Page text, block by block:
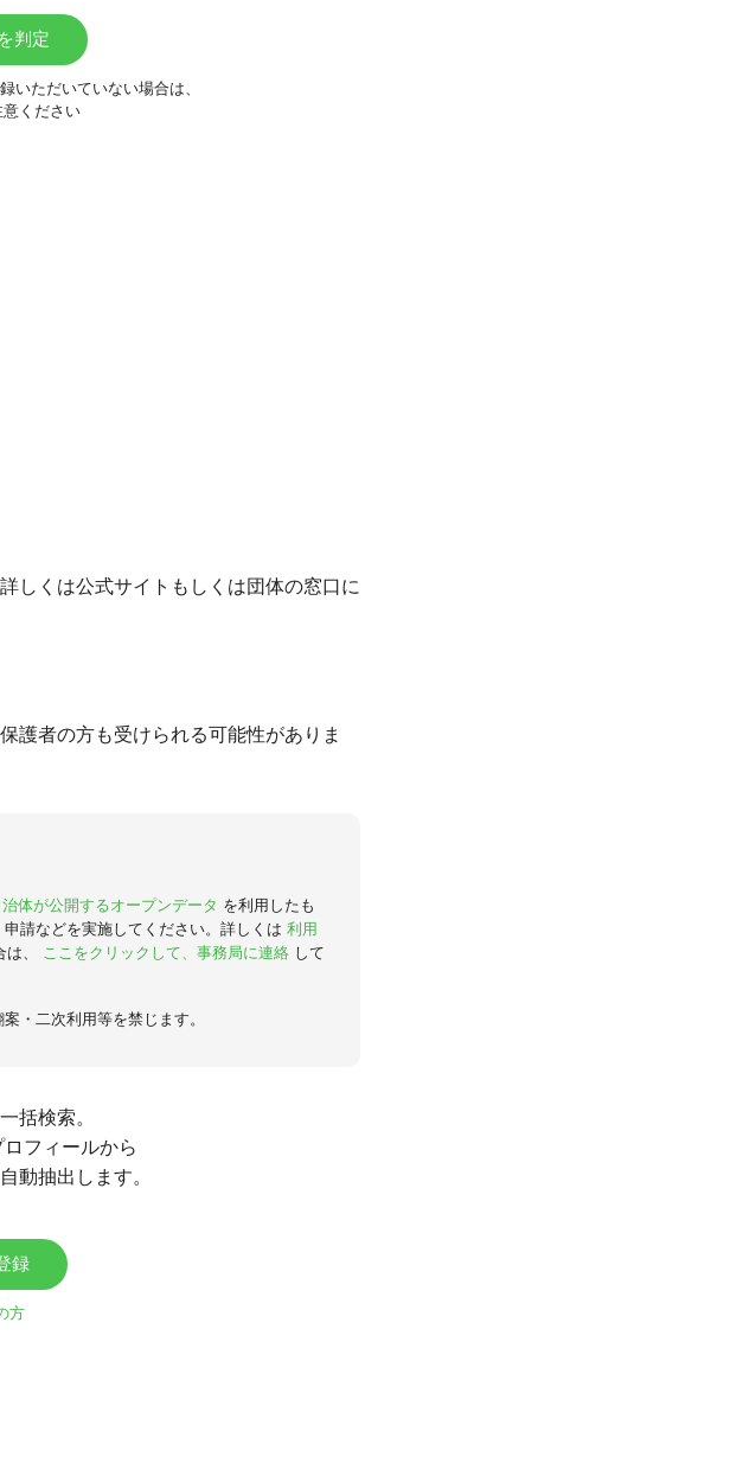
判定
いただいていない場合は、
ください
しくは公式サイトもしくは団体の窓口に
護者の方も受けられる可能性がありま
体が公開するオープンデータ を利用したも
請などを実施してください。詳しくは 利用
は、 ここをクリックして、事務局に連絡 して
・二次利用等を禁じます。
括検索。
フィールから
動抽出します。
録
方